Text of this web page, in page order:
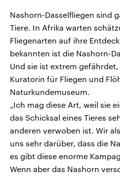
Nashorn-Dasselfliegen sind
Tiere. In Afrika warten
Fliegenarten auf ihre
bekannten ist die Nashorn-
Und sie ist extrem
Kuratorin für Fliegen und
Naturkundemuseum.
„Ich mag diese Art, weil sie
das Schicksal eines Tieres
anderen verwoben ist. Wir
uns sehr darüber, dass die
es gibt diese enorme
Wenn aber das Nashorn